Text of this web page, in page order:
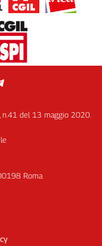
n.41 del 13 maggio 2020.
Roma